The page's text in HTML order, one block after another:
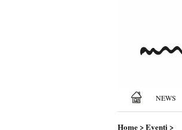
NEWS
Home>Eventi>